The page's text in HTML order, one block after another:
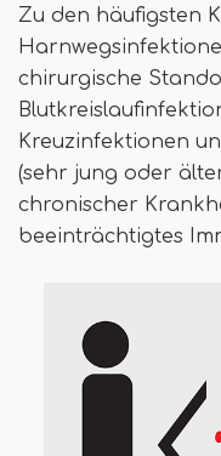
Zu den häufigsten
chirurgische
Kreuzinfektionen
(sehr jung oder
chronischer
beeinträchtigtes